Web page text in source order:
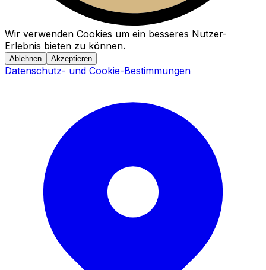
Wir verwenden Cookies um ein besseres Nutzer-
Erlebnis bieten zu können.
Ablehnen Akzeptieren
Datenschutz- und Cookie-Bestimmungen